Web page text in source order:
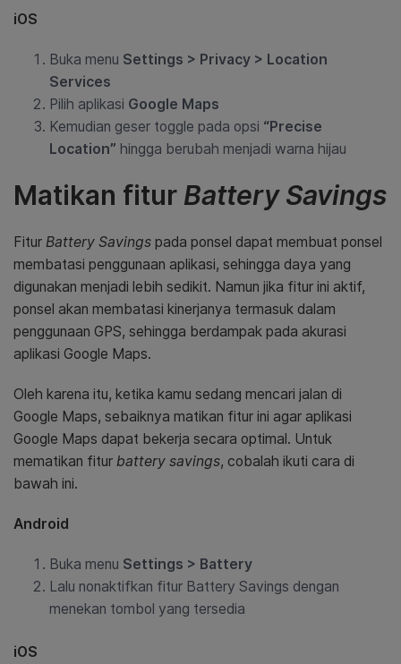
iOS
Buka menu Settings > Privacy > Location
Services
Pilih aplikasi Google Maps
Kemudian geser toggle pada opsi “Precise
Location” hingga berubah menjadi warna hijau
Matikan fitur Battery Savings
Fitur Battery Savings pada ponsel dapat membuat ponsel
membatasi penggunaan aplikasi, sehingga daya yang
digunakan menjadi lebih sedikit. Namun jika fitur ini aktif,
ponsel akan membatasi kinerjanya termasuk dalam
penggunaan GPS, sehingga berdampak pada akurasi
aplikasi Google Maps.
Oleh karena itu, ketika kamu sedang mencari jalan di
Google Maps, sebaiknya matikan fitur ini agar aplikasi
Google Maps dapat bekerja secara optimal. Untuk
mematikan fitur battery savings, cobalah ikuti cara di
bawah ini.
Android
Buka menu Settings > Battery
Lalu nonaktifkan fitur Battery Savings dengan
menekan tombol yang tersedia
iOS